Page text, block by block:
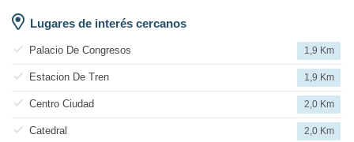
Lugares de interés cercanos
Palacio De Congresos 1,9 Km
Estacion De Tren 1,9 Km
Centro Ciudad 2,0 Km
Catedral 2,0 Km